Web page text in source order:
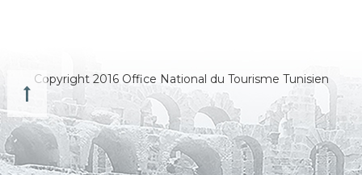
Copyright 2016 Office National du Tourisme Tunisien